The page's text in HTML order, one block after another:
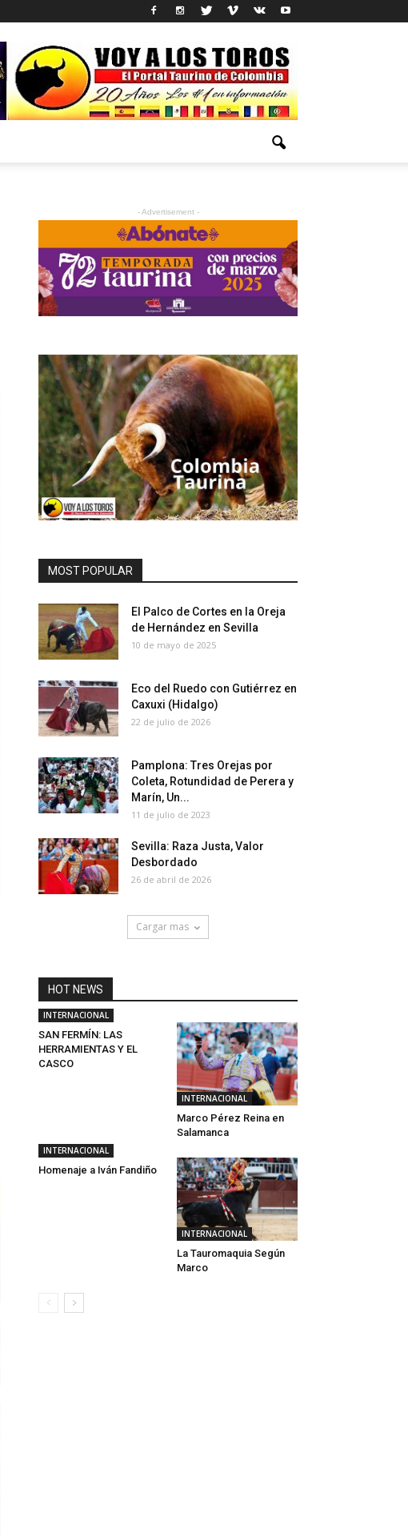
- Advertisement -
MOST POPULAR
El Palco de Cortes en la Oreja
de Hernández en Sevilla
10 de mayo de 2025
Eco del Ruedo con Gutiérrez en
Caxuxi (Hidalgo)
22 de julio de 2026
Pamplona: Tres Orejas por
Coleta, Rotundidad de Perera y
Marín, Un...
11 de julio de 2023
Sevilla: Raza Justa, Valor
Desbordado
26 de abril de 2026
Cargar mas
HOT NEWS
INTERNACIONAL
SAN FERMÍN: LAS
HERRAMIENTAS Y EL
CASCO
INTERNACIONAL
Marco Pérez Reina en
Salamanca
INTERNACIONAL
Homenaje a Iván Fandiño
INTERNACIONAL
La Tauromaquia Según
Marco